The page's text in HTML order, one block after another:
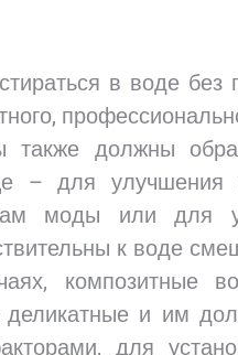
в воде
также должны
– для улучшения
моды или для
к воде
композитные
и им
для